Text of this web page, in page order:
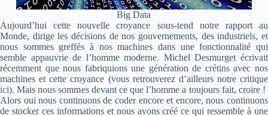
Big Data
Aujourd’hui cette nouvelle croyance sous-tend notre rapport au
Monde, dirige les décisions de nos gouvernements, des industriels, et
nous sommes greffés à nos machines dans une fonctionnalité qui
semble appauvrie de l’homme moderne. Michel Desmurget écrivait
récemment que nous fabriquions une génération de crétins avec nos
machines et cette croyance (vous retrouverez d’ailleurs notre critique
ici). Mais nous sommes devant ce que l’homme a toujours fait, croire !
Alors oui nous continuons de coder encore et encore, nous continuons
de stocker ces informations et nous avons créé ce qui ressemble à une